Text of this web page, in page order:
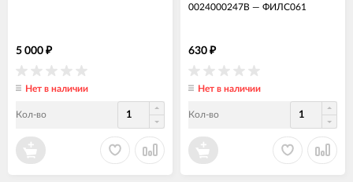
5 000 ₽
Нет в наличии
Кол-во
0024000247B — ФИЛС061
630 ₽
Нет в наличии
Кол-во